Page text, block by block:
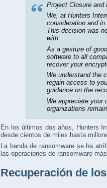
Project Closure and
We, at Hunters
consideration and
This decision was
with.
As a gesture of
software to all
recover your
We understand the
regain access to
guidance on the
We appreciate your
organizations
En los últimos dos años, Hunters
desde cientos de miles hasta
La banda de ransomware se ha
las operaciones de ransomware
Recuperación de